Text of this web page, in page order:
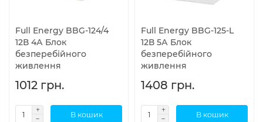
Full Energy BBG-124/4
12В 4А Блок
безперебійного
живлення
1012 грн.
В кошик
Full Energy BBG-125-L
12В 5А Блок
безперебійного
живлення
1408 грн.
В кошик